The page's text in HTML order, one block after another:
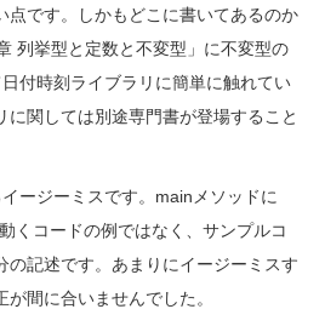
点です。しかもどこに書いてあるのか
列挙型と定数と不変型」に不変型の
付時刻ライブラリに簡単に触れてい
に関しては別途専門書が登場すること
ージーミスです。mainメソッドに
くコードの例ではなく、サンプルコ
の記述です。あまりにイージーミスす
間に合いませんでした。